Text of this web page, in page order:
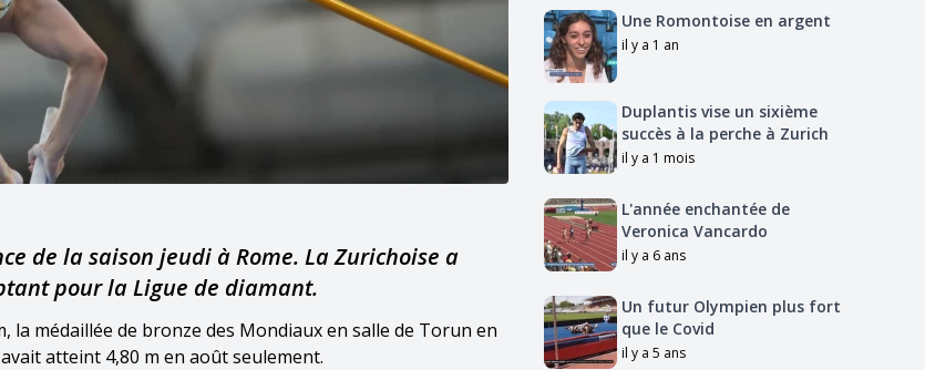
de la saison jeudi à Rome. La Zurichoise a
pour la Ligue de diamant.
la médaillée de bronze des Mondiaux en salle de Torun en
atteint 4,80 m en août seulement.
Une Romontoise en argent
il y a 1 an
Duplantis vise un sixième
succès à la perche à Zurich
il y a 1 mois
L'année enchantée de
Veronica Vancardo
il y a 6 ans
Un futur Olympien plus fort
que le Covid
il y a 5 ans